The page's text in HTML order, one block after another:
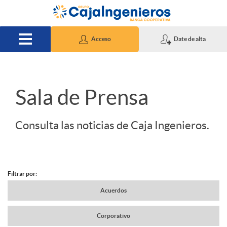
Saltar al contenido principal
Acceso Date de alta
S
Sala de Prensa
Consulta las noticias de Caja Ingenieros.
N
Filtrar por:
Acuerdos
Corporativo